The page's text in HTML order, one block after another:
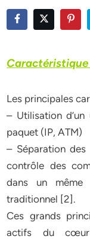
Caractéristique
Les principales
– Utilisation
paquet (IP, ATM)
– Séparation
contrôle des
dans un même
traditionnel [2].
Ces grands
actifs du